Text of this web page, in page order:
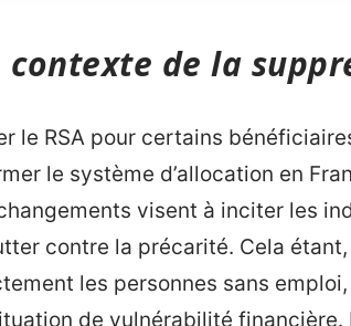
de la
le RSA pour certains
le système d’allocation en
visent à inciter les
contre la précarité. Cela
les personnes sans
de vulnérabilité financière.